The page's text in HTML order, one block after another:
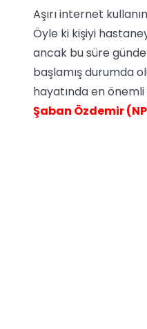
Aşırı internet
Öyle ki kişiyi
ancak bu süre
başlamış durumda
hayatında en
Şaban Özdemir